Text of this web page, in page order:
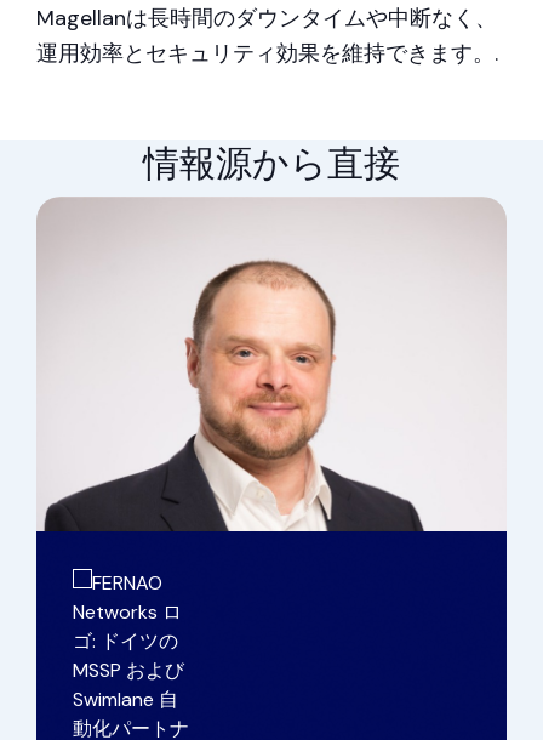
Magellanは長時間のダウンタイムや中断なく、
運用効率とセキュリティ効果を維持できます。.
情報源から直接